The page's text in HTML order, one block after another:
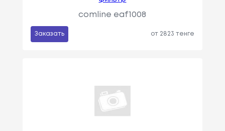
comline eaf1008
Заказать от 2823 тенге